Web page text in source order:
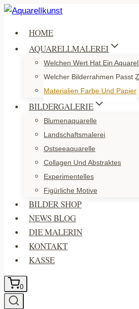
Zum
springenHOME
AQUARELLMALEREI
Welchen Wert Hat Ein
Welcher Bilderrahmen Passt
Materialien Farbe Und Papier
BILDERGALERIE
Blumenaquarelle
Landschaftsmalerei
Ostseeaquarelle
Collagen Und Abstraktes
Experimentelles
Figürliche Motive
BILDER SHOP
NEWS BLOG
DIE MALERIN
KONTAKT
KASSE
0